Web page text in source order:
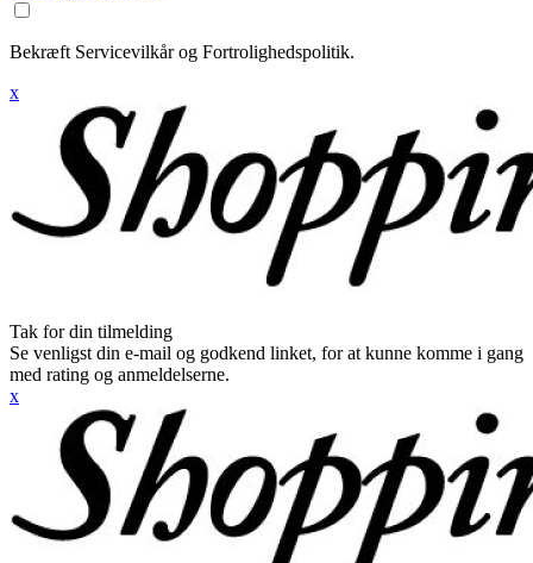
Bekræft Servicevilkår og Fortrolighedspolitik.
x
Tak for din tilmelding
Se venligst din e-mail og godkend linket, for at kunne komme i gang
med rating og anmeldelserne.
x